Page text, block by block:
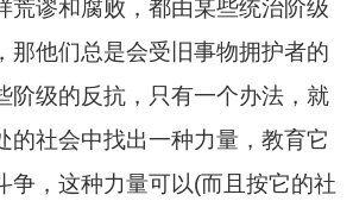
荒谬和腐败，都由某些统治阶级
那他们总是会受旧事物拥护者的
阶级的反抗，只有一个办法，就
的社会中找出一种力量，教育它
争，这种力量可以(而且按它的社